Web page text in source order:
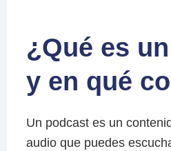
¿Qué es
y en qué
Un podcast es un
audio que puedes